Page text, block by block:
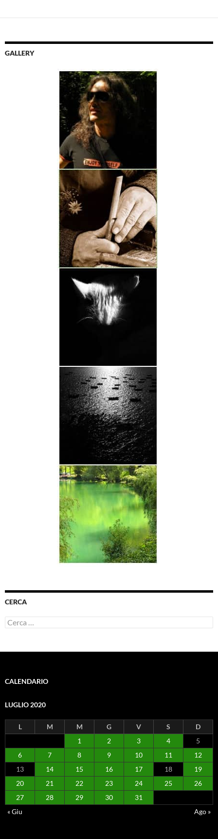
GALLERY
CERCA
Ricerca
per:
CALENDARIO
LUGLIO 2020
L M M G V S
D
1
2 3 4
5
6
7 8 9 10 11
12
13
14 15 16 17 18
19
20
21 22 23 24 25
26
27
28 29 30
31
« Giu
Ago »